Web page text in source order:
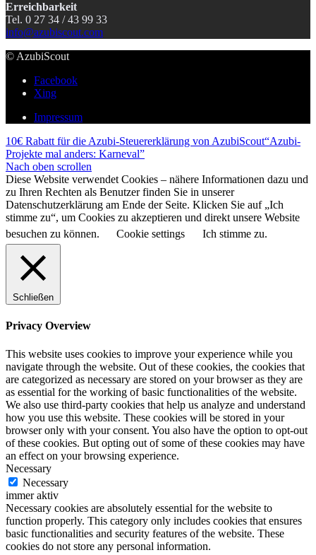
Erreichbarkeit
Tel. 0 27 34 / 43 99 33
info@azubiscout.com
© AzubiScout
Facebook
Xing
Impressum
10€ Rabatt für die Azubi-Steuererklärung von AzubiScout“Azubi-
Projekte mal anders: Karneval”
Nach oben scrollen
Diese Website verwendet Cookies – nähere Informationen dazu und
zu Ihren Rechten als Benutzer finden Sie in unserer
Datenschutzerklärung am Ende der Seite. Klicken Sie auf „Ich
stimme zu“, um Cookies zu akzeptieren und direkt unsere Website
besuchen zu können.
Cookie settings Ich stimme zu.
Schließen
Privacy Overview
This website uses cookies to improve your experience while you
navigate through the website. Out of these cookies, the cookies that
are categorized as necessary are stored on your browser as they are
as essential for the working of basic functionalities of the website.
We also use third-party cookies that help us analyze and understand
how you use this website. These cookies will be stored in your
browser only with your consent. You also have the option to opt-out
of these cookies. But opting out of some of these cookies may have
an effect on your browsing experience.
Necessary
Necessary
immer aktiv
Necessary cookies are absolutely essential for the website to
function properly. This category only includes cookies that ensures
basic functionalities and security features of the website. These
cookies do not store any personal information.